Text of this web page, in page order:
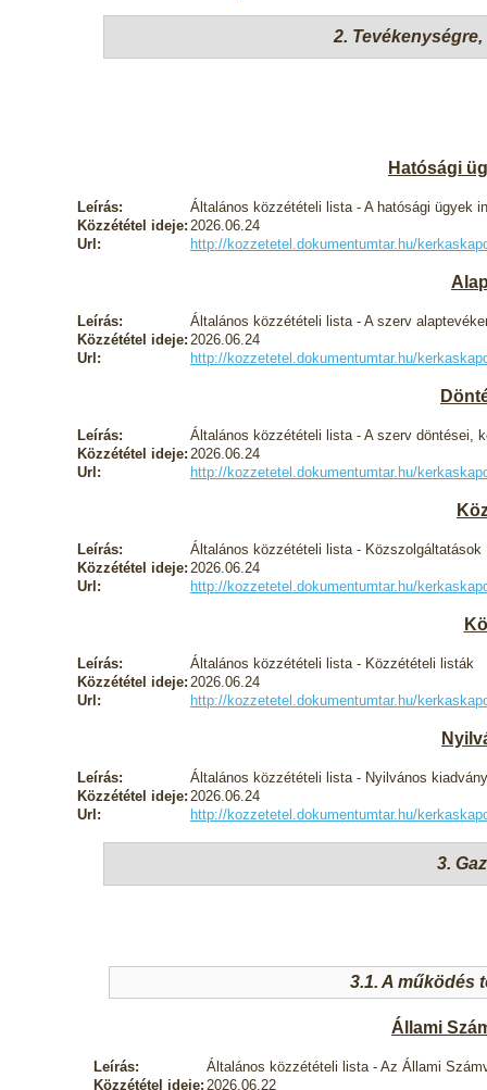
2.
Hatósági
Leírás:
Általános közzétételi lista - A hatósági ügyek
Közzététel ideje: 2026.06.24
Url:
http://kozzetetel.dokumentumtar.hu/
Leírás:
Általános közzétételi lista - A szerv
Közzététel ideje: 2026.06.24
Url:
http://kozzetetel.dokumentumtar.hu/
Leírás:
Általános közzétételi lista - A szerv döntései,
Közzététel ideje: 2026.06.24
Url:
http://kozzetetel.dokumentumtar.hu/
Leírás:
Általános közzétételi lista - Közszolgáltatások
Közzététel ideje: 2026.06.24
Url:
http://kozzetetel.dokumentumtar.hu/
Leírás:
Általános közzétételi lista - Közzétételi listák
Közzététel ideje: 2026.06.24
Url:
http://kozzetetel.dokumentumtar.hu/
Leírás:
Általános közzétételi lista - Nyilvános
Közzététel ideje: 2026.06.24
Url:
http://kozzetetel.dokumentumtar.hu/
3.
3.1. A működés
Állami
Leírás:
Általános közzétételi lista - Az Állami
Közzététel ideje: 2026.06.22